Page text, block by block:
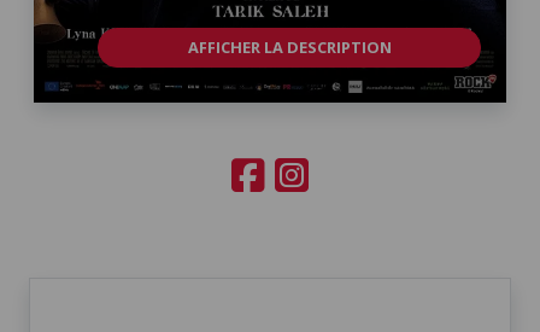
AFFICHER LA DESCRIPTION